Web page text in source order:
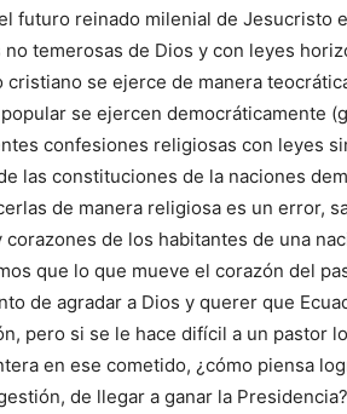
futuro reinado milenial de Jesucristo
no temerosas de Dios y con leyes
cristiano se ejerce de manera
se ejercen democráticamente
confesiones religiosas con leyes
las constituciones de la naciones
de manera religiosa es un error,
corazones de los habitantes de una
que lo que mueve el corazón del
de agradar a Dios y querer que
pero si se le hace difícil a un pastor
en ese cometido, ¿cómo piensa
de llegar a ganar la Presidencia?